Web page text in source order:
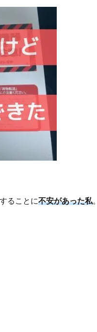
ることに不安があった私。